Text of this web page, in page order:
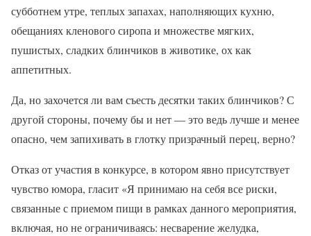
субботнем утре, теплых запахах, наполняющих кухню,
обещаниях кленового сиропа и множестве мягких,
пушистых, сладких блинчиков в животике, ох как
аппетитных.
Да, но захочется ли вам съесть десятки таких блинчиков? С
другой стороны, почему бы и нет — это ведь лучше и менее
опасно, чем запихивать в глотку призрачный перец, верно?
Отказ от участия в конкурсе, в котором явно присутствует
чувство юмора, гласит «Я принимаю на себя все риски,
связанные с приемом пищи в рамках данного мероприятия,
включая, но не ограничиваясь: несварение желудка,